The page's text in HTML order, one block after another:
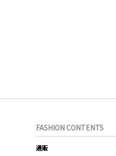
FASHION CONTENTS
通販